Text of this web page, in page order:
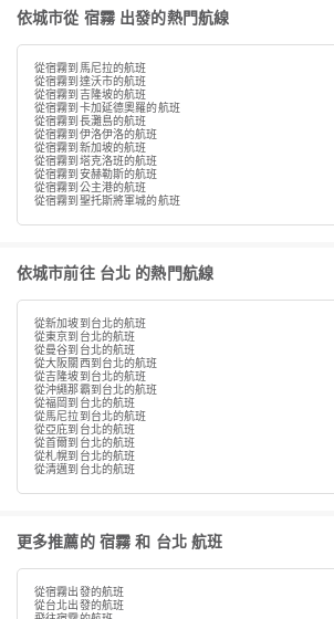
依城市從 宿霧 出發的熱門航線
從宿霧到馬尼拉的航班
從宿霧到達沃市的航班
從宿霧到吉隆坡的航班
從宿霧到卡加延德奧羅的航班
從宿霧到長灘島的航班
從宿霧到伊洛伊洛的航班
從宿霧到新加坡的航班
從宿霧到塔克洛班的航班
從宿霧到安赫勒斯的航班
從宿霧到公主港的航班
從宿霧到聖托斯將軍城的航班
依城市前往 台北 的熱門航線
從新加坡到台北的航班
從東京到台北的航班
從曼谷到台北的航班
從大阪關西到台北的航班
從吉隆坡到台北的航班
從沖繩那霸到台北的航班
從福岡到台北的航班
從馬尼拉到台北的航班
從亞庇到台北的航班
從首爾到台北的航班
從札幌到台北的航班
從清邁到台北的航班
更多推薦的 宿霧 和 台北 航班
從宿霧出發的航班
從台北出發的航班